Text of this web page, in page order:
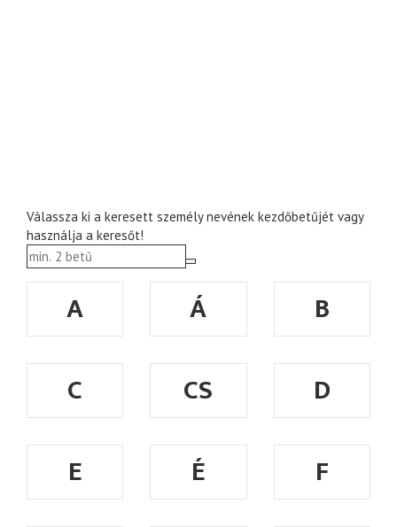
Válassza ki a keresett személy nevének kezdőbetűjét vagy
használja a keresőt!
A Á
B
C
CS
D
E
É
F